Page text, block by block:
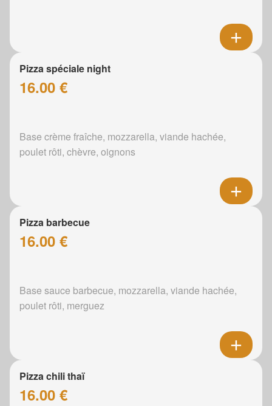
Pizza spéciale night
16.00 €
Base crème fraîche, mozzarella, viande hachée,
poulet rôti, chèvre, oignons
Pizza barbecue
16.00 €
Base sauce barbecue, mozzarella, viande hachée,
poulet rôti, merguez
Pizza chili thaï
16.00 €